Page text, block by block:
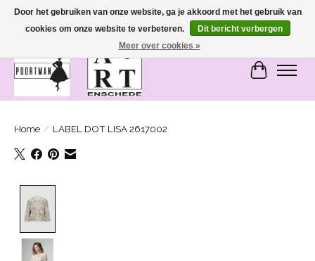
SASHIONABLE - damesmode in Bemmel en Enschede
Home / LABEL DOT LISA 2617002
Door het gebruiken van onze website, ga je akkoord met het gebruik van
cookies om onze website te verbeteren.
Dit bericht verbergen
Meer over cookies »